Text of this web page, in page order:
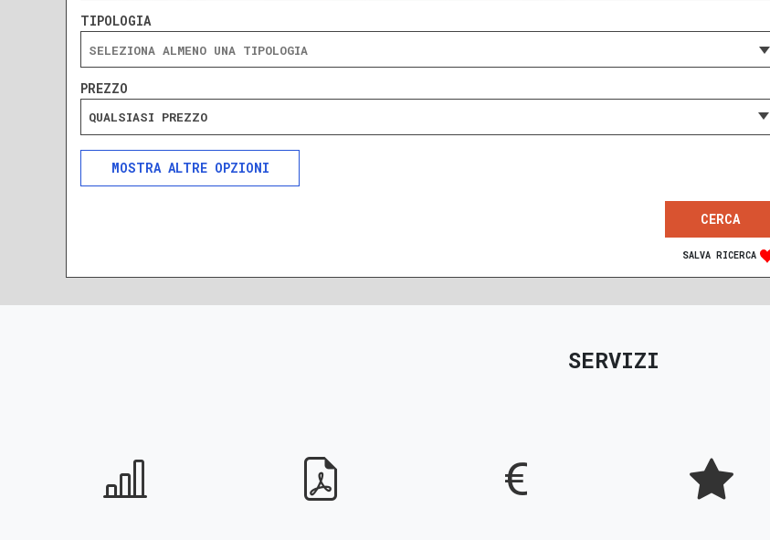
TIPOLOGIA
PREZZO
QUALSIASI PREZZO
ALTRE OPZIONI
RISTRUTTURATO
SALVA RICERCA
SERVIZI